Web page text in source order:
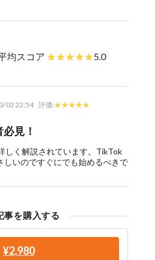
均スコア 5.0
02 22:54 評価:
見！
しく解説されています。TikTok
しいのですぐにでも始めるべきで
事を購入する
¥2,980